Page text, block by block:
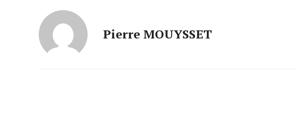
Pierre MOUYSSET